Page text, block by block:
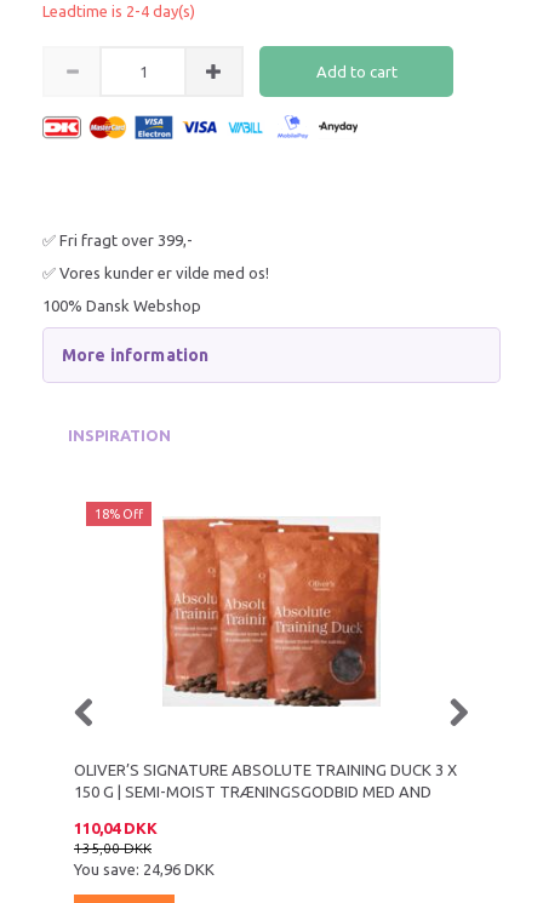
Leadtime is 2-4 day(s)
Add to cart
✅ Fri fragt over 399,-
✅ Vores kunder er vilde med os!
100% Dansk Webshop
More information
INSPIRATION
18% Off
OLIVER’S SIGNATURE ABSOLUTE TRAINING DUCK 3 X
150 G | SEMI-MOIST TRÆNINGSGODBID MED AND
110,04 DKK
135,00 DKK
You save: 24,96 DKK